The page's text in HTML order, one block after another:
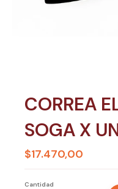
CORREA
SOGA X
$17.470,00
Cantidad